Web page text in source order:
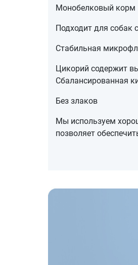
Монобелковый корм
Подходит для собак
Стабильная
Цикорий содержит
Сбалансированная
Без злаков
Мы используем
позволяет